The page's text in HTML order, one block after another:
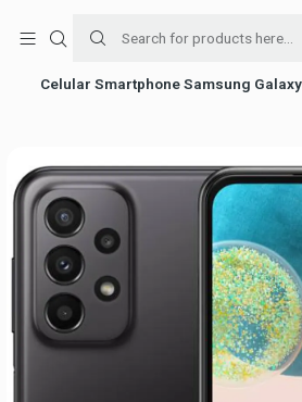
Celular Smartphone Samsung